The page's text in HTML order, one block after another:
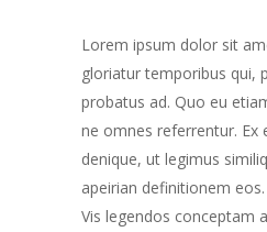
Lorem ipsum dolor sit
gloriatur temporibus qui,
probatus ad. Quo eu
ne omnes referrentur. Ex
denique, ut legimus
apeirian definitionem
Vis legendos conceptam